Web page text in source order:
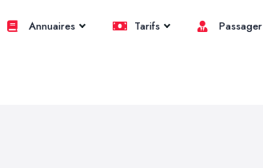
Annuaires Tarifs Passager